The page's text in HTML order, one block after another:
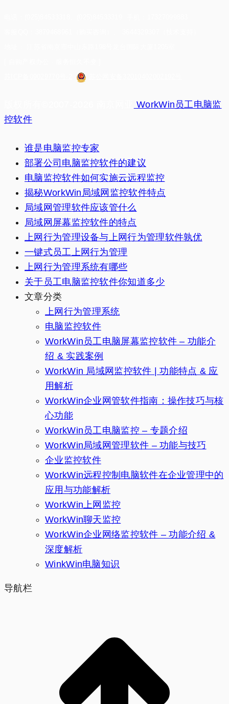
WorkWin员工电脑监
控软件
谁是电脑监控专家
部署公司电脑监控软件的建议
电脑监控软件如何实施云远程监控
揭秘WorkWin局域网监控软件特点
局域网管理软件应该管什么
局域网屏幕监控软件的特点
上网行为管理设备与上网行为管理软件孰优
一键式员工上网行为管理
上网行为管理系统有哪些
关于员工电脑监控软件你知道多少
文章分类
上网行为管理系统
电脑监控软件
WorkWin员工电脑屏幕监控软件 – 功能介
绍 & 实践案例
WorkWin 局域网监控软件 | 功能特点 & 应
用解析
WorkWin企业网管软件指南：操作技巧与核
心功能
WorkWin员工电脑监控 – 专题介绍
WorkWin局域网管理软件 – 功能与技巧
企业监控软件
WorkWin远程控制电脑软件在企业管理中的
应用与功能解析
WorkWin上网监控
WorkWin聊天监控
WorkWin企业网络监控软件 – 功能介绍 &
深度解析
WinkWin电脑知识
导航栏